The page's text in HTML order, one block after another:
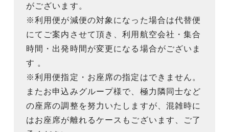
がございます。
※利用便が減便の対象になった場合は代替便
にてご案内させて頂き、利用航空会社・集合
時間・出発時間が変更になる場合がございま
す 。
※利用便指定・お座席の指定はできません。
またお申込みグループ様で、極力隣同士など
の座席の調整を努力いたしますが、混雑時に
はお座席が離れるケースもございます、ご了